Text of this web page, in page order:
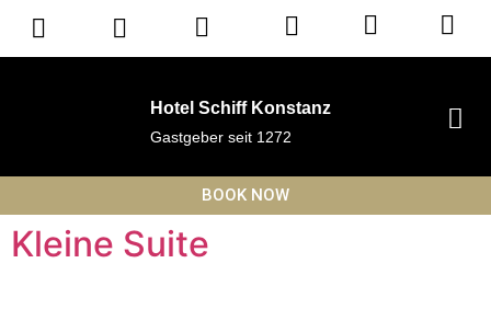
Hotel Schiff Konstanz
Gastgeber seit 1272
BOOK NOW
Kleine Suite